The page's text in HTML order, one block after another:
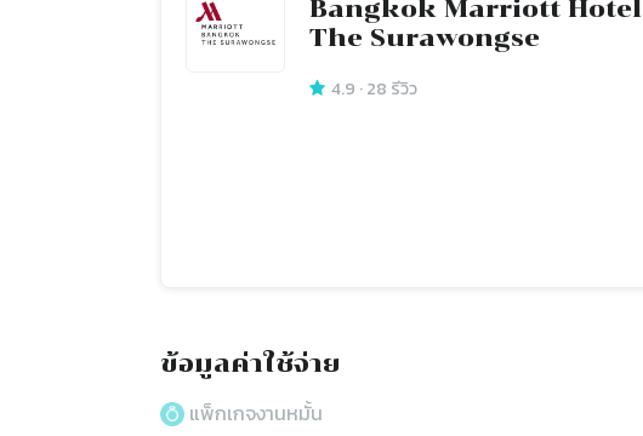
Bangkok Marriott Hotel
The Surawongse
4.9 ·28 รีวิว
ข้อมูลค่าใช้จ่าย
แพ็กเกจงานหมั้น